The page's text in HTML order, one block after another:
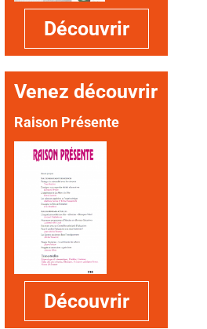
Découvrir
Venez découvrir
Raison Présente
Découvrir